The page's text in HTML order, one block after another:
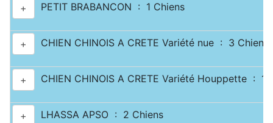
+ PETIT BRABANCON : 1 Chiens
+ CHIEN CHINOIS A CRETE Variété nue : 3 Chiens
+ CHIEN CHINOIS A CRETE Variété Houppette : 1
+ LHASSA APSO : 2 Chiens